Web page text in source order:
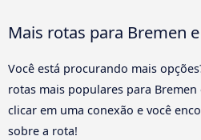
Mais rotas para Bremen
Você está procurando mais
rotas mais populares para Bremen
clicar em uma conexão e você
sobre a rota!